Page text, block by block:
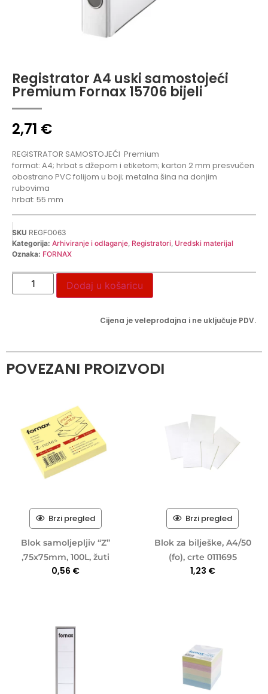
Registrator A4 uski samostojeći
Premium Fornax 15706 bijeli
2,71 €
REGISTRATOR SAMOSTOJEĆI Premium
format: A4; hrbat s džepom i etiketom; karton 2 mm presvučen
obostrano PVC folijom u boji; metalna šina na donjim
rubovima
hrbat: 55 mm
SKU REGFO063
Kategorija: Arhiviranje i odlaganje Registratori Uredski materijal
Oznaka: FORNAX
Dodaj u košaricu
Cijena je veleprodajna i ne uključuje PDV.
POVEZANI PROIZVODI
Brzi pregled
Blok samoljepljiv “Z”
,75x75mm, 100L, žuti
0,56 €
Brzi pregled
Blok za bilješke, A4/50
(fo), crte 0111695
1,23 €